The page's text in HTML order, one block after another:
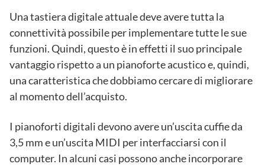
Una tastiera digitale attuale deve avere tutta la
connettività possibile per implementare tutte le sue
funzioni. Quindi, questo è in effetti il ​​suo principale
vantaggio rispetto a un pianoforte acustico e, quindi,
una caratteristica che dobbiamo cercare di migliorare
al momento dell’acquisto.
I pianoforti digitali devono avere un’uscita cuffie da
3,5 mm e un’uscita MIDI per interfacciarsi con il
computer. In alcuni casi possono anche incorporare